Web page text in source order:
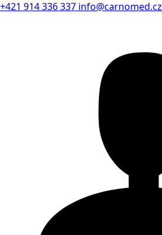
+421 914 336 337 info@carnomed.cz